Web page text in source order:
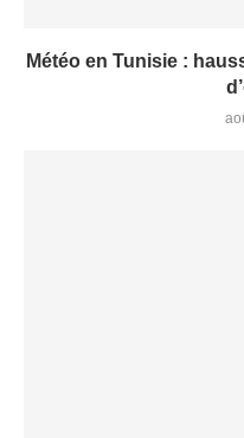
Météo en Tunisie :